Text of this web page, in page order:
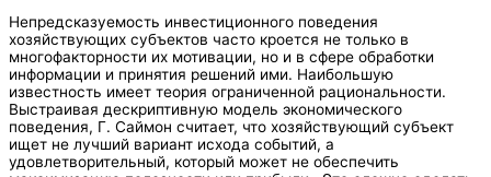
Непредсказуемость инвестиционного поведения
хозяйствующих субъектов часто кроется не только в
многофакторности их мотивации, но и в сфере обработки
информации и принятия решений ими. Наибольшую
известность имеет теория ограниченной рациональности.
Выстраивая дескриптивную модель экономического
поведения, Г. Саймон считает, что хозяйствующий субъект
ищет не лучший вариант исхода событий, а
удовлетворительный, который может не обеспечить